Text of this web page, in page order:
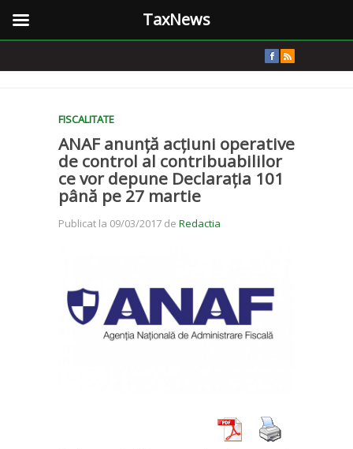
FISCALITATE
ANAF anunță acțiuni operative
de control al contribuabililor
ce vor depune Declarația 101
până pe 27 martie
Publicat la 09/03/2017 de Redactia
TaxNews